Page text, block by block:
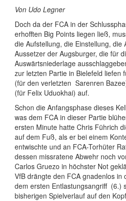
Von Udo Legner
Doch da der FCA in der
erhofften Big Points liegen ließ,
die Aufstellung, die Einstellung, die
Aussetzer der Augsburger, die für
Auswärtsniederlage
zur letzten Partie in Bielefeld liefen
(für den verletzten Sarenren
(für Felix Uduokhai) auf.
Schon die Anfangsphase dieses
was dem FCA in dieser Partie
ersten Minute hatte Chris Führich
auf dem Fuß, als er bei einem
entwischte und an FCA-Torhüter
dessen missratene Abwehr noch
Carlos Gruezo in höchster Not
VfB drängte den FCA gnadenlos in
dem ersten Entlastungsangriff (6.)
bisherigen Spielverlauf auf den